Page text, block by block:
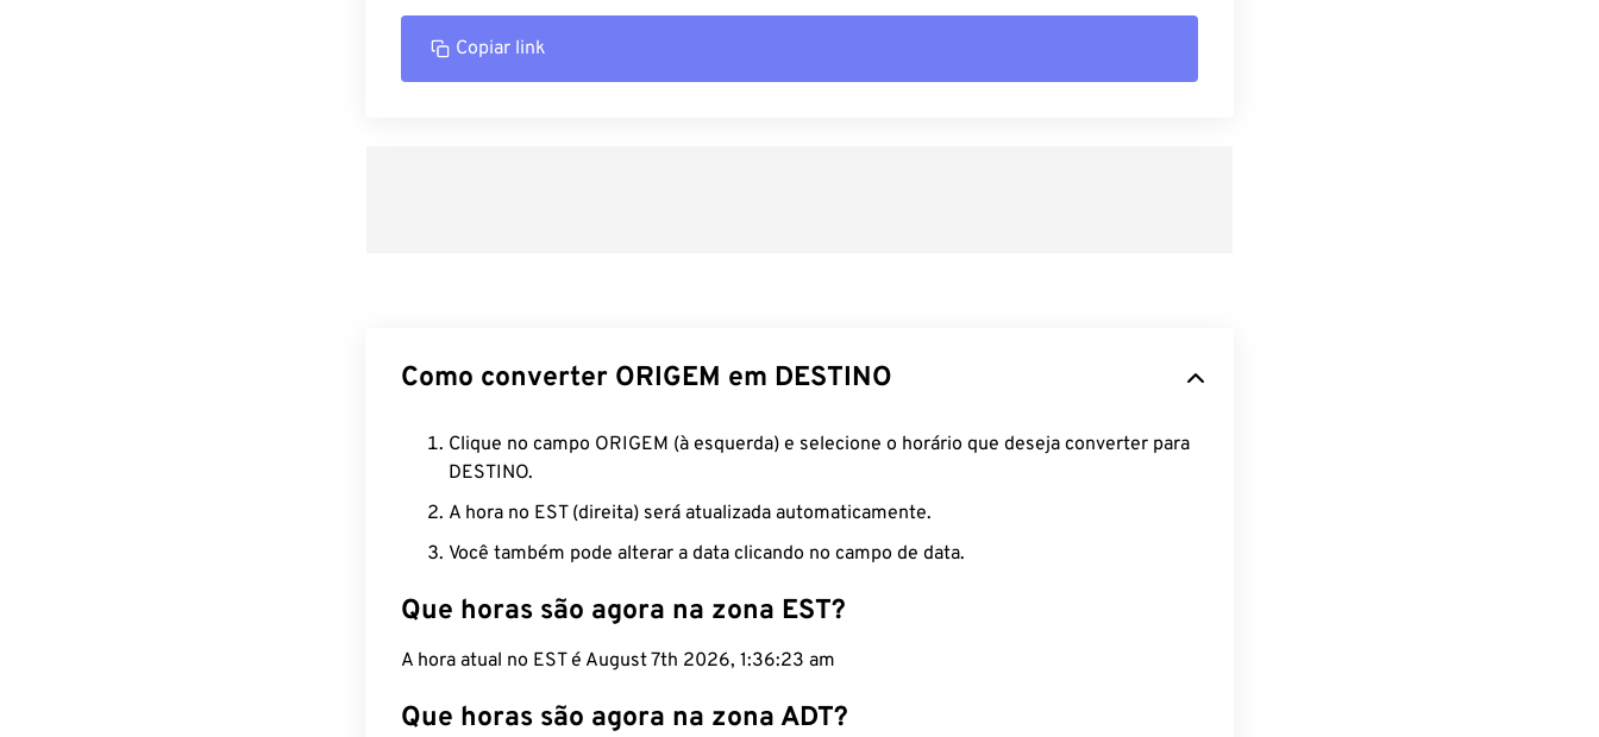
Copiar link
Como converter ORIGEM em DESTINO
Clique no campo ORIGEM (à esquerda) e selecione o horário que deseja converter para
DESTINO.
A hora no EST (direita) será atualizada automaticamente.
Você também pode alterar a data clicando no campo de data.
Que horas são agora na zona EST?
A hora atual no EST é August 7th 2026, 1:36:24 am
Que horas são agora na zona ADT?